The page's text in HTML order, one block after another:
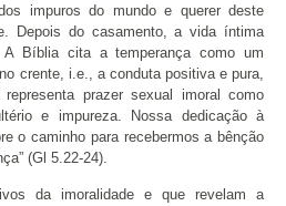
impuros do mundo e querer deste
Depois do casamento, a vida íntima
Bíblia cita a temperança como um
crente, i.e., a conduta positiva e pura,
prazer sexual imoral como
e impureza. Nossa dedicação à
o caminho para recebermos a bênção
(Gl 5.22-24).
da imoralidade e que revelam a